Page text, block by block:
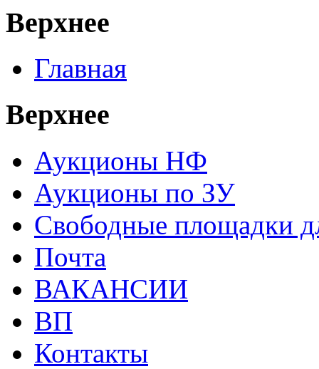
Верхнее
Главная
Верхнее
Аукционы НФ
Аукционы по ЗУ
Свободные площадки
Почта
ВАКАНСИИ
ВП
Контакты